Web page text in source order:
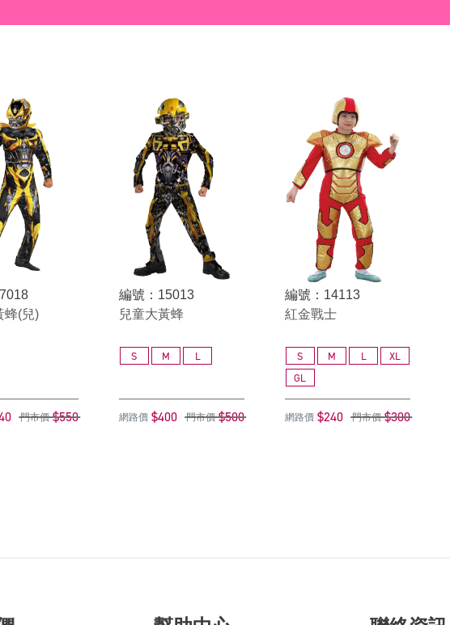
蜂(兒)
門市價 $550
編號：15013
兒童大黃蜂
S M L
網路價 $400 門市價 $500
編號：14113
紅金戰士
S M L
XL
GL
網路價 $240 門市價 $300